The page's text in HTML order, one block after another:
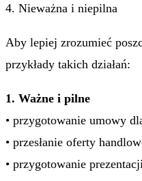
4. Nieważna i niepilna
Aby lepiej zrozumieć
przykłady takich działań:
1. Ważne i pilne
• przygotowanie umowy
• przesłanie oferty
• przygotowanie